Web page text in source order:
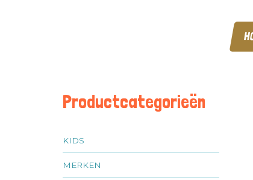
Productcategorieën
KIDS
MERKEN